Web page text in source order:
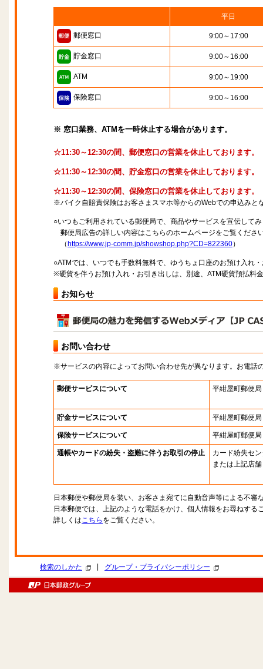
平日
郵便窓口 9:00～17:00
貯金窓口 9:00～16:00
ATM 9:00～19:00
保険窓口 9:00～16:00
※ 窓口業務、ATMを一時休止する場合があります。
☆11:30～12:30の間、郵便窓口の営業を休止しております。
☆11:30～12:30の間、貯金窓口の営業を休止しております。
☆11:30～12:30の間、保険窓口の営業を休止しております。
※バイク自賠責保険はお客さまスマホ等からのWebでの申込みと
○いつもご利用されている郵便局で、商品やサービスを宣伝して
郵便局広告の詳しい内容はこちらのホームページをご覧くださ
（ https://www.jp-comm.jp/showshop.php?CD=822360）
○ATMでは、いつでも手数料無料で、ゆうちょ口座のお預け入れ
※硬貨を伴うお預け入れ・お引き出しは、別途、ATM硬貨預払料
お知らせ
お問い合わせ
※サービスの内容によってお問い合わせ先が異なります。お電話
郵便サービスについて 平紺屋町郵便局
貯金サービスについて 平紺屋町郵便局
保険サービスについて 平紺屋町郵便局
通帳やカードの紛失・盗難に伴うお取引の停止
カード紛失セ
または上記店舗
日本郵便や郵便局を装い、お客さま宛てに自動音声等による不審
日本郵便では、上記のような電話をかけ、個人情報をお尋ねする
詳しくはこちら をご覧ください。
検索のしかた グループ・プライバシーポリシー